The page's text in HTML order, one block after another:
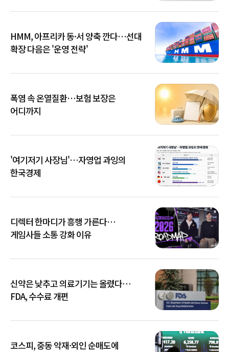
HMM, 아프리카 동·서 양축 깐다…선대
확장 다음은 '운영 전략'
폭염 속 온열질환…보험 보장은
어디까지
'여기저기 사장님'…자영업 과잉의
한국경제
디렉터 한마디가 흥행 가른다…
게임사들 소통 강화 이유
신약은 낮추고 의료기기는 올렸다…
FDA, 수수료 개편
코스피, 중동 악재·외인 순매도에